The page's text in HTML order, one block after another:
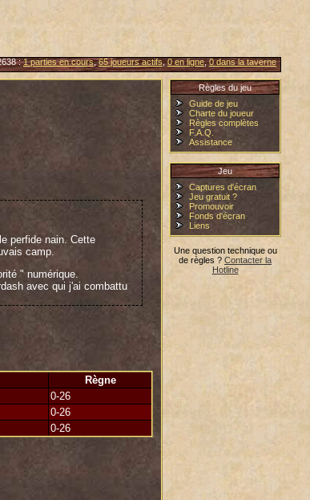
:1 parties en cours,65 joueurs actifs, 0 en ligne,0 dans la taverne
perfide nain. Cette
camp.
" numérique.
avec qui j'ai combattu
avec un royaume plus
me direz vous... Y'a rien
de confiance et la "
j'ai l'impression
qui ne sait plus ce que
Règne
0-26
0-26
0-26
Règles du jeu
Guide de jeu
Charte du joueur
Règles complètes
F.A.Q.
Assistance
Jeu
Captures d'écran
Jeu gratuit ?
Promouvoir
Fonds d'écran
Liens
Une question technique ou
de règles ? Contacter la
Hotline